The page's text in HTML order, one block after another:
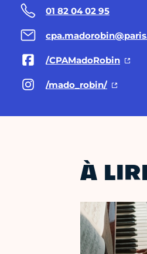
01 82 04 02 95
/CPAMadoRobin
/mado_robin/
À